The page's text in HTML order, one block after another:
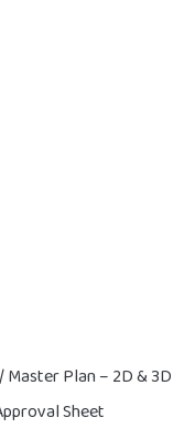
Plan – 2D & 3D
Sheet